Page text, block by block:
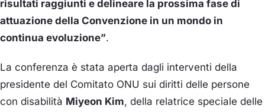
risultati raggiunti e delineare la prossima fase di
attuazione della Convenzione in un mondo in
continua evoluzione”.
La conferenza è stata aperta dagli interventi della
presidente del Comitato ONU sui diritti delle persone
con disabilità Miyeon Kim, della relatrice speciale delle